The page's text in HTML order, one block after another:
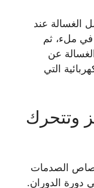
الغسالة عند
ملء، ثم
عن
التي
وتتحرك
الصدمات
الدوران.